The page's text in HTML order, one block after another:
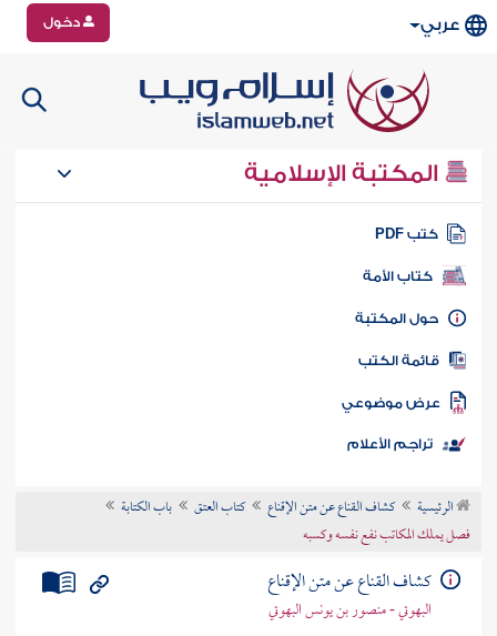
عربي دخول
المكتبة الإسلامية
كتب PDF
كتاب الأمة
المكتبة
الكتب
موضوعي
تراجم الأعلام
الرئيسية كشاف القناع عن متن الإقناع كتاب العتق
باب الكتابة
فصل يملك المكاتب نفع نفسه وكسبه
كشاف القناع عن متن الإقناع
البهوتي - منصور بن يونس البهوتي